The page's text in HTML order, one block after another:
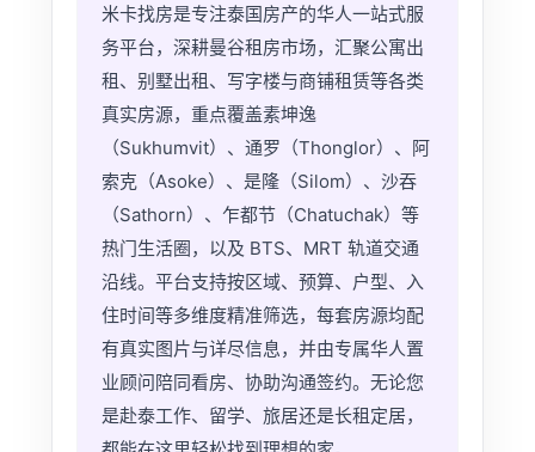
米卡找房是专注泰国房产的华人一站式服
务平台，深耕曼谷租房市场，汇聚公寓出
租、别墅出租、写字楼与商铺租赁等各类
真实房源，重点覆盖素坤逸
（Sukhumvit）、通罗（Thonglor）、阿
索克（Asoke）、是隆（Silom）、沙吞
（Sathorn）、乍都节（Chatuchak）等
热门生活圈，以及 BTS、MRT 轨道交通
沿线。平台支持按区域、预算、户型、入
住时间等多维度精准筛选，每套房源均配
有真实图片与详尽信息，并由专属华人置
业顾问陪同看房、协助沟通签约。无论您
是赴泰工作、留学、旅居还是长租定居，